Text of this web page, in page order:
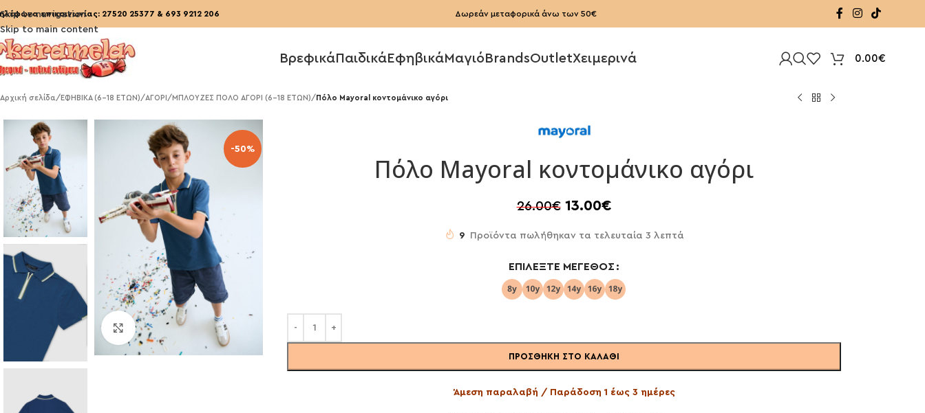
Skip to navigation
Skip to main content
επικοινωνίας: 27520 25377 & 693 9212 206 Δωρεάν μεταφορικά άνω των 50€
Βρεφικά Παιδικά ΕφηβικάΜαγιό BrandsOutletΧειμερινά 0.00€
Αρχική σελίδα/ ΕΦΗΒΙΚΑ (6-18 ΕΤΩΝ)/ΑΓΟΡΙ /ΜΠΛΟΥΖΕΣ ΠΟΛΟ ΑΓΟΡΙ (6-18 ΕΤΩΝ)/ Πόλο Mayoral κοντομάνικο αγόρι
-50%
Click to enlarge
Πόλο Mayoral κοντομάνικο αγόρι
26.00€ 13.00€
9 Προϊόντα πωλήθηκαν τα τελευταία 3 λεπτά
ΕΠΙΛΈΞΤΕ ΜΈΓΕΘΟΣ
ΠΡΟΣΘΉΚΗ ΣΤΟ ΚΑΛΆΘΙ
Άμεση παραλαβή / Παράδοση 1 έως 3 ημέρες